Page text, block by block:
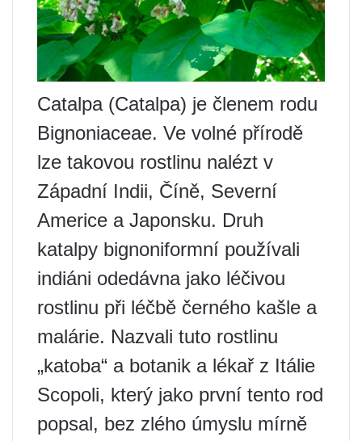
Catalpa (Catalpa) je členem rodu
Bignoniaceae. Ve volné přírodě
lze takovou rostlinu nalézt v
Západní Indii, Číně, Severní
Americe a Japonsku. Druh
katalpy bignoniformní používali
indiáni odedávna jako léčivou
rostlinu při léčbě černého kašle a
malárie. Nazvali tuto rostlinu
„katoba“ a botanik a lékař z Itálie
Scopoli, který jako první tento rod
popsal, bez zlého úmyslu mírně